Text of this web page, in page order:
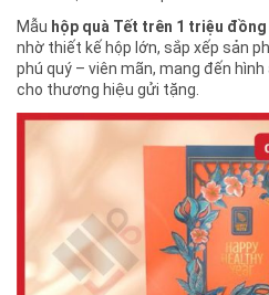
Mẫu hộp quà Tết trên 1 triệu đồng
nhờ thiết kế hộp lớn, sắp xếp sản
phú quý – viên mãn, mang đến
cho thương hiệu gửi tặng.